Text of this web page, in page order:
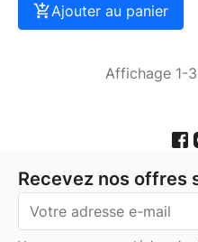
Ajouter au panier
Affichage 1-
Recevez nos offres